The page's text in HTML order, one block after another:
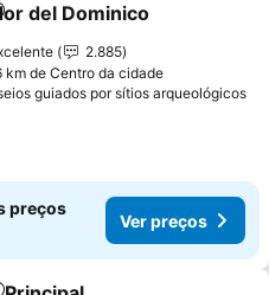
aos favoritos
del Dominico
2.885
km de Centro da cidade
guiados por sítios arqueológicos
preços
Ver preços